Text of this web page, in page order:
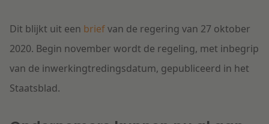
Dit blijkt uit een briefvan de regering van 27 oktober
2020. Begin november wordt de regeling, met inbegrip
van de inwerkingtredingsdatum, gepubliceerd in het
Staatsblad.